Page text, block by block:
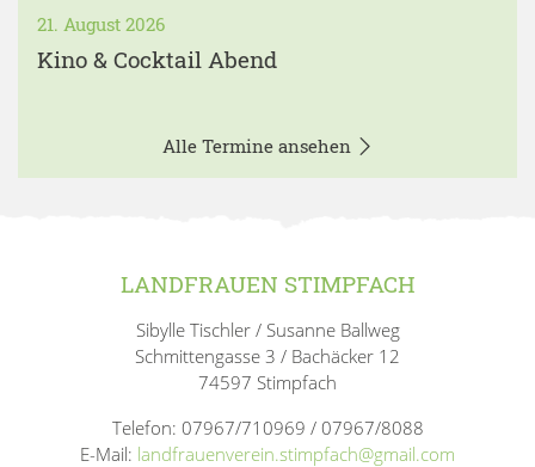
21. August 2026
Kino & Cocktail Abend
Alle Termine ansehen
LANDFRAUEN STIMPFACH
Sibylle Tischler / Susanne Ballweg
Schmittengasse 3 / Bachäcker 12
74597 Stimpfach
Telefon: 07967/710969 / 07967/8088
E-Mail: landfrauenverein.stimpfach@gmail.com